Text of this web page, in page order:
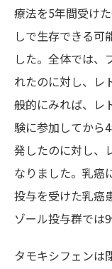
療法を5年間受け
しで生存できる可
した。全体では、
れたのに対し、レ
般的にみれば、レ
験に参加してから
発したのに対し、
なりました。乳癌
投与を受けた乳癌
ゾール投与群では9
タモキシフェンは